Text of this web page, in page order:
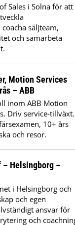
Sales i Solna för att
säljteam,
och samarbeta
Motion Services
– ABB
inom ABB Motion
Driv service-tillväxt.
10+ års
och resor.
– Helsingborg –
i Helsingborg och
och egen
ansvar för
och